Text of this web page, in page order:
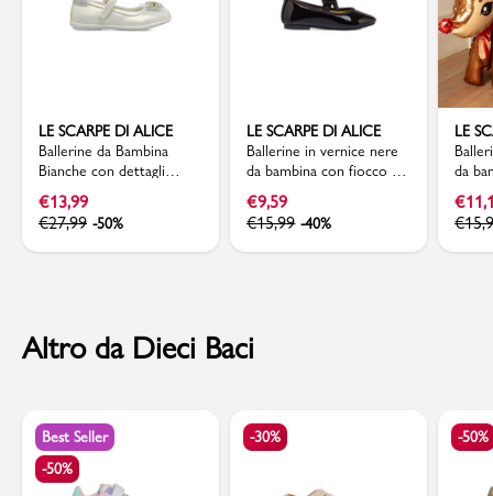
LE SCARPE DI ALICE
Ballerine da Bambina
Bianche con dettagli
glitter Le scarpe di Alice
€13,99
€27,99 -50%
LE SCARPE DI ALICE
Ballerine in vernice nere
da bambina con fiocco Le
Scarpe di Alice
€9,59
€15,99 -40%
LE
da
€
€
Altro da Dieci Baci
Best Seller
-50%
-30% -50%